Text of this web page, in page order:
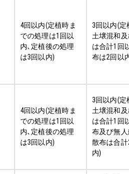
4回以内(定植時ま
での処理は1回以
内､定植後の処理
は3回以内)
3回以内(定
土壌混和
は合計1回
布は2回以
4回以内(定植時ま
での処理は1回以
内､定植後の処理
は3回以内)
3回以内(定
土壌混和
は合計1回
布及び無
散布は合計
内)